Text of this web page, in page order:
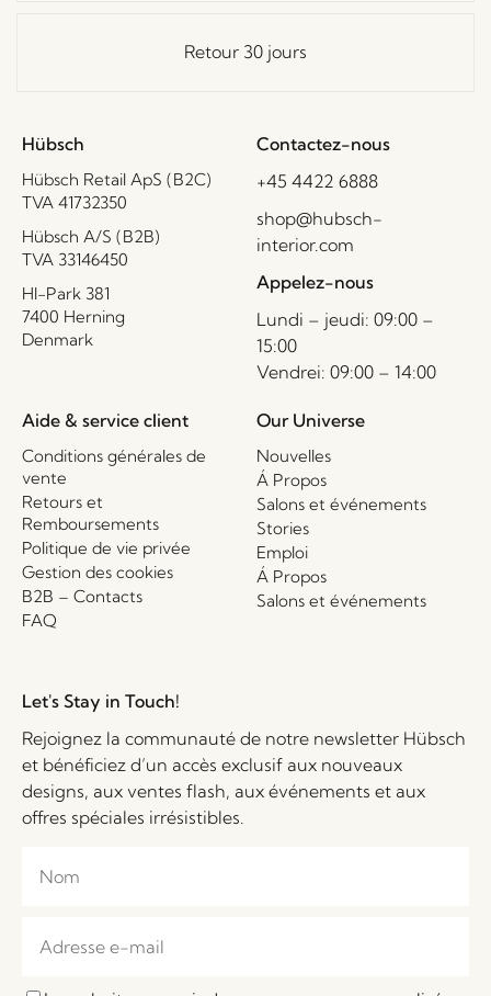
Retour 30 jours
Hübsch
Hübsch Retail ApS (B2C)
TVA 41732350
Hübsch A/S (B2B)
TVA 33146450
HI-Park 381
7400 Herning
Denmark
Contactez-nous
+45 4422 6888
shop@hubsch-
interior.com
Appelez-nous
Lundi – jeudi: 09:00 –
15:00
Vendrei: 09:00 – 14:00
Aide & service client
Conditions générales de
vente
Retours et
Remboursements
Politique de vie privée
Gestion des cookies
B2B – Contacts
FAQ
Our Universe
Nouvelles
Á Propos
Salons et événements
Stories
Emploi
Á Propos
Salons et événements
Let's Stay in Touch!
Rejoignez la communauté de notre newsletter Hübsch
et bénéficiez d’un accès exclusif aux nouveaux
designs, aux ventes flash, aux événements et aux
offres spéciales irrésistibles.